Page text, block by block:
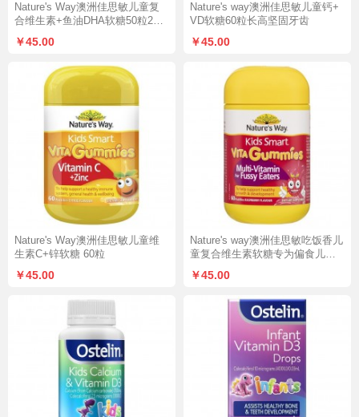
Nature's Way澳洲佳思敏儿童复
合维生素+鱼油DHA软糖50粒2岁
以上
￥45.00
Nature's way澳洲佳思敏儿童钙+
VD软糖60粒长高坚固牙齿
￥45.00
Nature's Way澳洲佳思敏儿童维
生素C+锌软糖 60粒
￥45.00
Nature's way澳洲佳思敏吃饭香儿
童复合维生素软糖专为偏食儿童 6
0粒
￥45.00